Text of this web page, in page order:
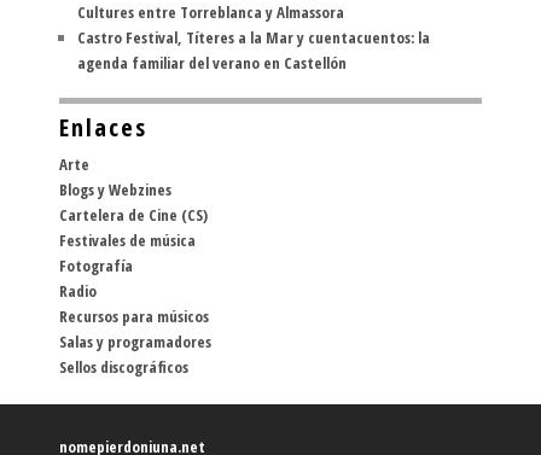
Cultures entre Torreblanca y Almassora
Castro Festival, Títeres a la Mar y cuentacuentos: la
agenda familiar del verano en Castellón
Enlaces
Arte
Blogs y Webzines
Cartelera de Cine (CS)
Festivales de música
Fotografía
Radio
Recursos para músicos
Salas y programadores
Sellos discográficos
nomepierdoniuna.net